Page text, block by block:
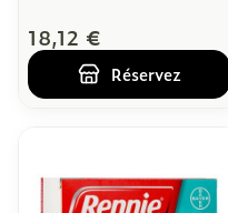
18,12 €
Réservez